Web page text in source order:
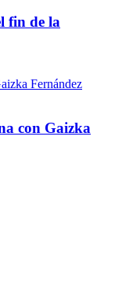
fin de la
con Gaizka